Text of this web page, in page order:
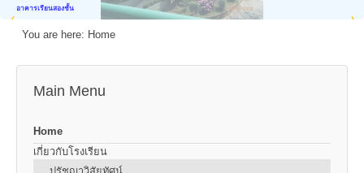
อาคารเรียนสองชั้น
You are here: Home
Main Menu
Home
เกี่ยวกับโรงเรียน